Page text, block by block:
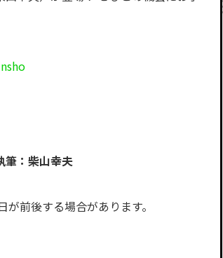
筆：柴山幸夫
前後する場合があります。